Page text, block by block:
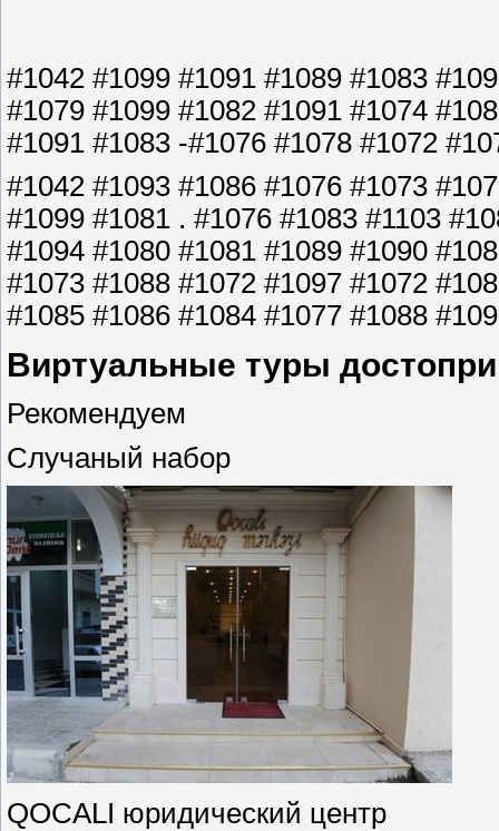
#1042 #1099 #1091 #1089 #1083
#1079 #1099 #1082 #1091 #1074
#1091 #1083 -#1076 #1078 #1072
#1042 #1093 #1086 #1076 #1073
#1099 #1081 . #1076 #1083 #1103
#1094 #1080 #1081 #1089 #1090
#1073 #1088 #1072 #1097 #1072
#1085 #1086 #1084 #1077 #1088
Виртуальные туры
Рекомендуем
Случаный набор
QOCALI юридический центр